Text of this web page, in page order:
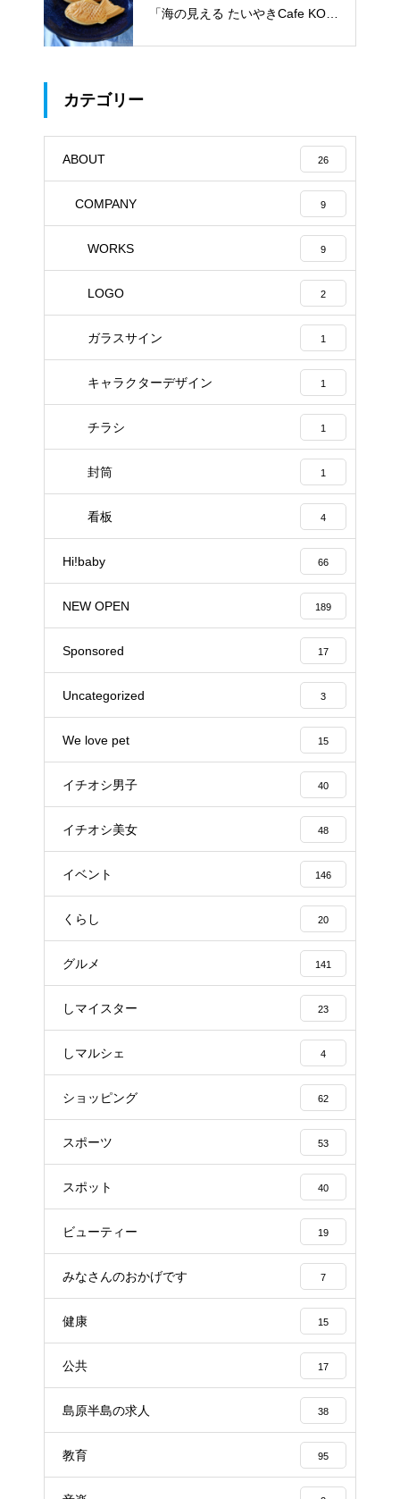
「海の見える たいやきCafe KOM
カテゴリー
ABOUT 26
COMPANY 9
WORKS 9
LOGO 2
ガラスサイン 1
キャラクターデザイン 1
チラシ 1
封筒 1
看板 4
Hi!baby 66
NEW OPEN 189
Sponsored 17
Uncategorized 3
We love pet 15
イチオシ男子 40
イチオシ美女 48
イベント 146
くらし 20
グルメ 141
しマイスター 23
しマルシェ 4
ショッピング 62
スポーツ 53
スポット 40
ビューティー 19
みなさんのおかげです 7
健康 15
公共 17
島原半島の求人 38
教育 95